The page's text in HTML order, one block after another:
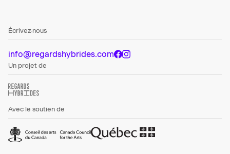
Écrivez-nous
info@regardshybrides.com
Un projet de
Avec le soutien de